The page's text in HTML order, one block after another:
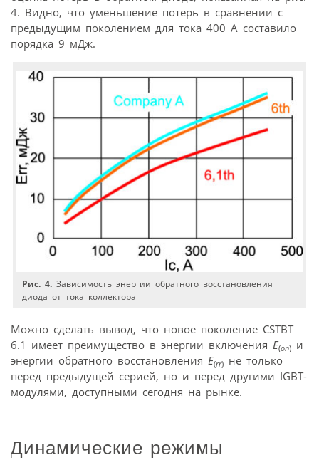
4. Видно, что уменьшение потерь в сравнении с
предыдущим поколением для тока 400 А составило
порядка 9 мДж.
Рис. 4. Зависимость энергии обратного восстановления
диода от тока коллектора
Можно сделать вывод, что новое поколение CSTBT
6.1 имеет преимущество в энергии включения E(on) и
энергии обратного восстановления E(rr) не только
перед предыдущей серией, но и перед другими IGBT-
модулями, доступными сегодня на рынке.
Динамические режимы